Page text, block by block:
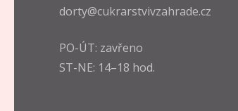
dorty@cukrarstvivzahrade.cz
PO-ÚT: zavřeno
ST-NE: 14–18 hod.